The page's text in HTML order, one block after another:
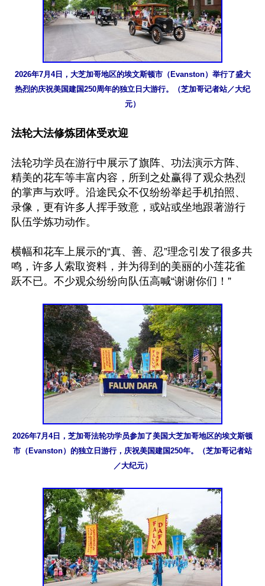
2026年7月4日，大芝加哥地区的埃文斯顿市（Evanston）举行了盛大
热烈的庆祝美国建国250周年的独立日大游行。（芝加哥记者站／大纪
元）
法轮大法修炼团体受欢迎
法轮功学员在游行中展示了旗阵、功法演示方阵、
精美的花车等丰富内容，所到之处赢得了观众热烈
的掌声与欢呼。沿途民众不仅纷纷举起手机拍照、
录像，更有许多人挥手致意，或站或坐地跟著游行
队伍学炼功动作。
横幅和花车上展示的“真、善、忍”理念引发了很多共
鸣，许多人索取资料，并为得到的美丽的小莲花雀
跃不已。不少观众纷纷向队伍高喊“谢谢你们！”
2026年7月4日，芝加哥法轮功学员参加了美国大芝加哥地区的埃文斯顿
市（Evanston）的独立日游行，庆祝美国建国250年。（芝加哥记者站
／大纪元）